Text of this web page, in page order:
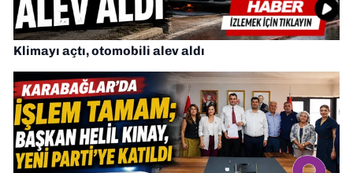
Klimayı açtı, otomobili alev aldı